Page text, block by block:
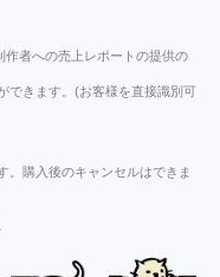
作者への売上レポートの提供の
できます。(お客様を直接識別可
。購入後のキャンセルはできま